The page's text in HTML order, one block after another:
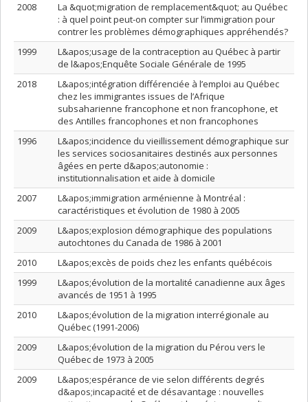
2008
La &quot;migration de remplacement&quot; au Québec
: à quel point peut-on compter sur l’immigration pour
contrer les problèmes démographiques appréhendés?
1999
L&apos;usage de la contraception au Québec à partir
de l&apos;Enquête Sociale Générale de 1995
2018
L&apos;intégration différenciée à l’emploi au Québec
chez les immigrantes issues de l’Afrique
subsaharienne francophone et non francophone, et
des Antilles francophones et non francophones
1996
L&apos;incidence du vieillissement démographique sur
les services sociosanitaires destinés aux personnes
âgées en perte d&apos;autonomie :
institutionnalisation et aide à domicile
2007
L&apos;immigration arménienne à Montréal :
caractéristiques et évolution de 1980 à 2005
2009
L&apos;explosion démographique des populations
autochtones du Canada de 1986 à 2001
2010
L&apos;excès de poids chez les enfants québécois
1999
L&apos;évolution de la mortalité canadienne aux âges
avancés de 1951 à 1995
2010
L&apos;évolution de la migration interrégionale au
Québec (1991-2006)
2009
L&apos;évolution de la migration du Pérou vers le
Québec de 1973 à 2005
2009
L&apos;espérance de vie selon différents degrés
d&apos;incapacité et de désavantage : nouvelles